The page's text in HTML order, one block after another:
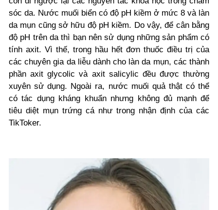
sóc da. Nước muối biển có độ pH kiềm ở mức 8 và làn
da mụn cũng sở hữu độ pH kiềm. Do vậy, để cân bằng
độ pH trên da thì bạn nên sử dụng những sản phẩm có
tính axit. Vì thế, trong hầu hết đơn thuốc điều trị của
các chuyên gia da liễu dành cho làn da mụn, các thành
phần axit glycolic và axit salicylic đều được thường
xuyên sử dụng. Ngoài ra, nước muối quả thật có thể
có tác dụng kháng khuẩn nhưng không đủ mạnh để
tiêu diệt mụn trứng cá như trong nhận định của các
TikToker.